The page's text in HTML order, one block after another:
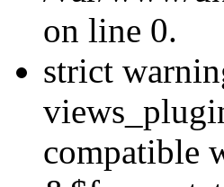
on line 0.
strict
compatible